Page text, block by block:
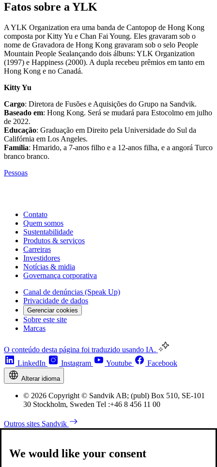
Fatos sobre a YLK
A YLK Organization era uma banda de Cantopop de Hong Kong
composta por Kitty Yu e Chan Fai Young. Eles gravaram sob o
nome de Gravadora de Hong Kong gravaram sob o selo People
Mountain People Sealançando dois álbuns: YLK Organization
(1997) e Happiness (2000). A dupla recebeu prêmios em tanto em
Hong Kong e no Canadá.
Kitty Yu
Cargo: Diretora de Fusões e Aquisições do Grupo na Sandvik.
Baseado em: Hong Kong. Será se mudará para Estocolmo em julho
de 2022.
Educação: Graduação em Direito pela Universidade do Sul da
Califórnia em Los Angeles.
Família: Hmarido, a 7-anos filho e a 12-anos filha, e a angorá Turco
branco branco.
Pessoas
Contato
Quem somos
Sustentabilidade
Produtos & serviços
Carreiras
Investidores
Notícias & midia
Governança corporativa
Canal de denúncias (Speak Up)
Privacidade de dados
Gerenciar cookies
Sobre este site
Marcas
O conteúdo desta página foi traduzido usando IA.
LinkedIn
Instagram Youtube Facebook
Alterar idioma
© 2026 Copyright © Sandvik AB; (publ) Box 510, SE-101
30 Stockholm, Sweden Tel :+46 8 456 11 00
Outros sites Sandvik
We would like your consent